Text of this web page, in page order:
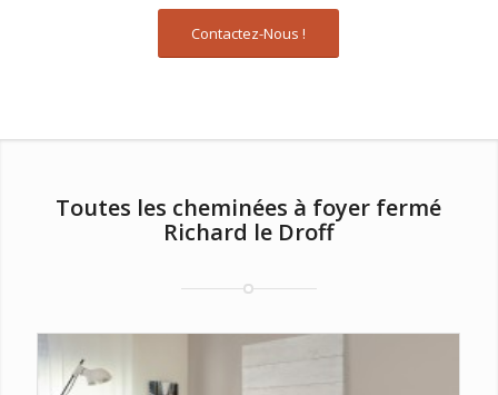
Contactez-Nous !
Toutes les cheminées à foyer fermé
Richard le Droff